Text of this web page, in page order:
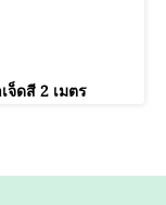
จ็ดสี 2 เมตร